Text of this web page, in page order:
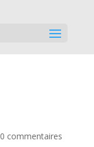
0 commentaires